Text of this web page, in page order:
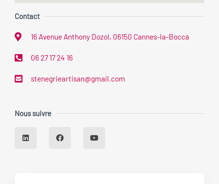
Contact
16 Avenue Anthony Dozol, 06150 Cannes-la-Bocca
06 27 17 24 16
stenegrieartisan@gmail.com
Nous suivre